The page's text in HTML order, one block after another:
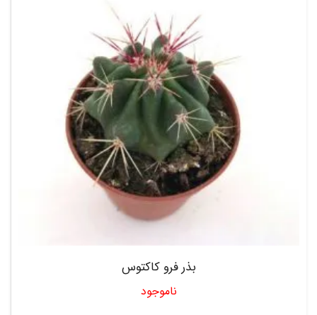
بذر فرو کاکتوس
ناموجود